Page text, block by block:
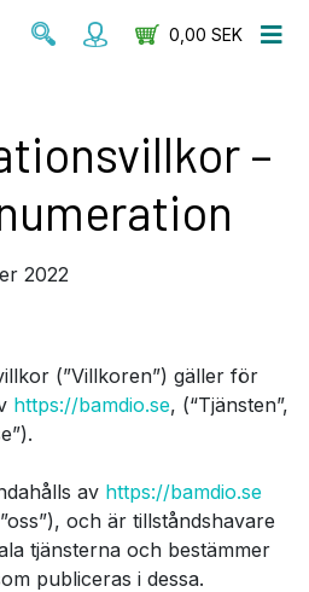
0,00 SEK
–
2022
(”Villkoren”) gäller för
https://bamdio.se, (“Tjänsten”,
av https://bamdio.se
och är tillståndshavare
tjänsterna och bestämmer
publiceras i dessa.